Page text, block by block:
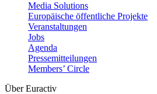
Media Solutions
Europäische öffentliche Projekte
Veranstaltungen
Jobs
Agenda
Pressemitteilungen
Members’ Circle
Über Euractiv